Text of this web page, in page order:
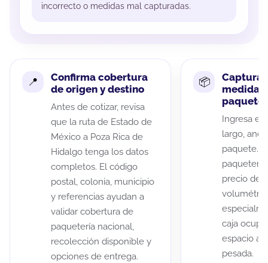
incorrecto o medidas mal capturadas.
Confirma cobertura
de origen y destino
Antes de cotizar, revisa
que la ruta de Estado de
México a Poza Rica de
Hidalgo tenga los datos
completos. El código
postal, colonia, municipio
y referencias ayudan a
validar cobertura de
paquetería nacional,
recolección disponible y
opciones de entrega.
Captura
medidas
paquete
Ingresa el
largo,
paquete.
precio de
caja
espacio
pesada.